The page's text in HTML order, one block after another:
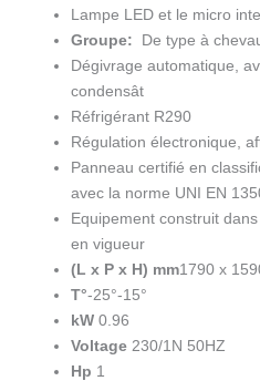
Lampe LED et le micro
Groupe: De type à
Dégivrage automatique,
condensât
Réfrigérant R290
Régulation électronique,
Panneau certifié en
avec la norme UNI EN
Equipement construit
en vigueur
(L x P x H) mm1790 x
T°-25°-15°
kW 0.96
Voltage 230/1N 50HZ
Hp 1